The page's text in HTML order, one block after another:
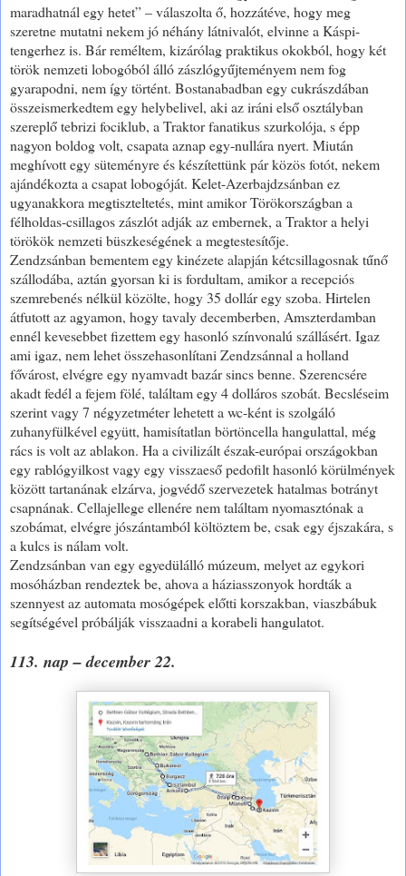
maradhatnál egy hetet” – válaszolta ő, hozzátéve, hogy meg
szeretne mutatni nekem jó néhány látnivalót, elvinne a Káspi-
tengerhez is. Bár reméltem, kizárólag praktikus okokból, hogy két
török nemzeti lobogóból álló zászlógyűjteményem nem fog
gyarapodni, nem így történt. Bostanabadban egy cukrászdában
összeismerkedtem egy helybelivel, aki az iráni első osztályban
szereplő tebrizi fociklub, a Traktor fanatikus szurkolója, s épp
nagyon boldog volt, csapata aznap egy-nullára nyert. Miután
meghívott egy süteményre és készítettünk pár közös fotót, nekem
ajándékozta a csapat lobogóját. Kelet-Azerbajdzsánban ez
ugyanakkora megtiszteltetés, mint amikor Törökországban a
félholdas-csillagos zászlót adják az embernek, a Traktor a helyi
törökök nemzeti büszkeségének a megtestesítője.
Zendzsánban bementem egy kinézete alapján kétcsillagosnak tűnő
szállodába, aztán gyorsan ki is fordultam, amikor a recepciós
szemrebenés nélkül közölte, hogy 35 dollár egy szoba. Hirtelen
átfutott az agyamon, hogy tavaly decemberben, Amszterdamban
ennél kevesebbet fizettem egy hasonló színvonalú szállásért. Igaz
ami igaz, nem lehet összehasonlítani Zendzsánnal a holland
fővárost, elvégre egy nyamvadt bazár sincs benne. Szerencsére
akadt fedél a fejem fölé, találtam egy 4 dolláros szobát. Becsléseim
szerint vagy 7 négyzetméter lehetett a wc-ként is szolgáló
zuhanyfülkével együtt, hamisítatlan börtöncella hangulattal, még
rács is volt az ablakon. Ha a civilizált észak-európai országokban
egy rablógyilkost vagy egy visszaeső pedofilt hasonló körülmények
között tartanának elzárva, jogvédő szervezetek hatalmas botrányt
csapnának. Cellajellege ellenére nem találtam nyomasztónak a
szobámat, elvégre jószántamból költöztem be, csak egy éjszakára, s
a kulcs is nálam volt.
Zendzsánban van egy egyedülálló múzeum, melyet az egykori
mosóházban rendeztek be, ahova a háziasszonyok hordták a
szennyest az automata mosógépek előtti korszakban, viaszbábuk
segítségével próbálják visszaadni a korabeli hangulatot.
113. nap – december 22.